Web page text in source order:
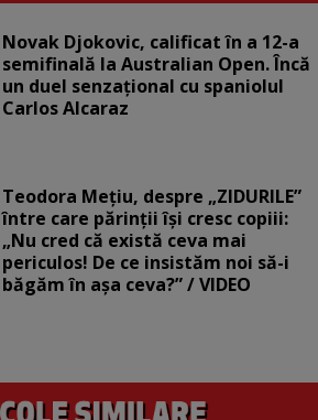
Novak Djokovic, calificat în a 12-a
semifinală la Australian Open. Încă
un duel senzațional cu spaniolul
Carlos Alcaraz
Teodora Mețiu, despre „ZIDURILE”
între care părinții își cresc copiii:
„Nu cred că există ceva mai
periculos! De ce insistăm noi să-i
băgăm în așa ceva?” / VIDEO